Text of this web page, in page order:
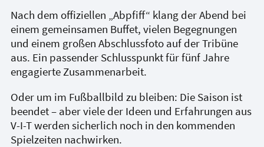
Nach dem offiziellen „Abpfiff“ klang der Abend bei
einem gemeinsamen Buffet, vielen Begegnungen
und einem großen Abschlussfoto auf der Tribüne
aus. Ein passender Schlusspunkt für fünf Jahre
engagierte Zusammenarbeit.
Oder um im Fußballbild zu bleiben: Die Saison ist
beendet – aber viele der Ideen und Erfahrungen aus
V-I-T werden sicherlich noch in den kommenden
Spielzeiten nachwirken.